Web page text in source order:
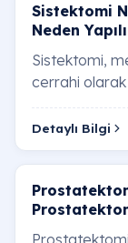
Sistektomi
Neden
Sistektomi,
cerrahi olarak
mesane
yöntem …
Detaylı Bilgi